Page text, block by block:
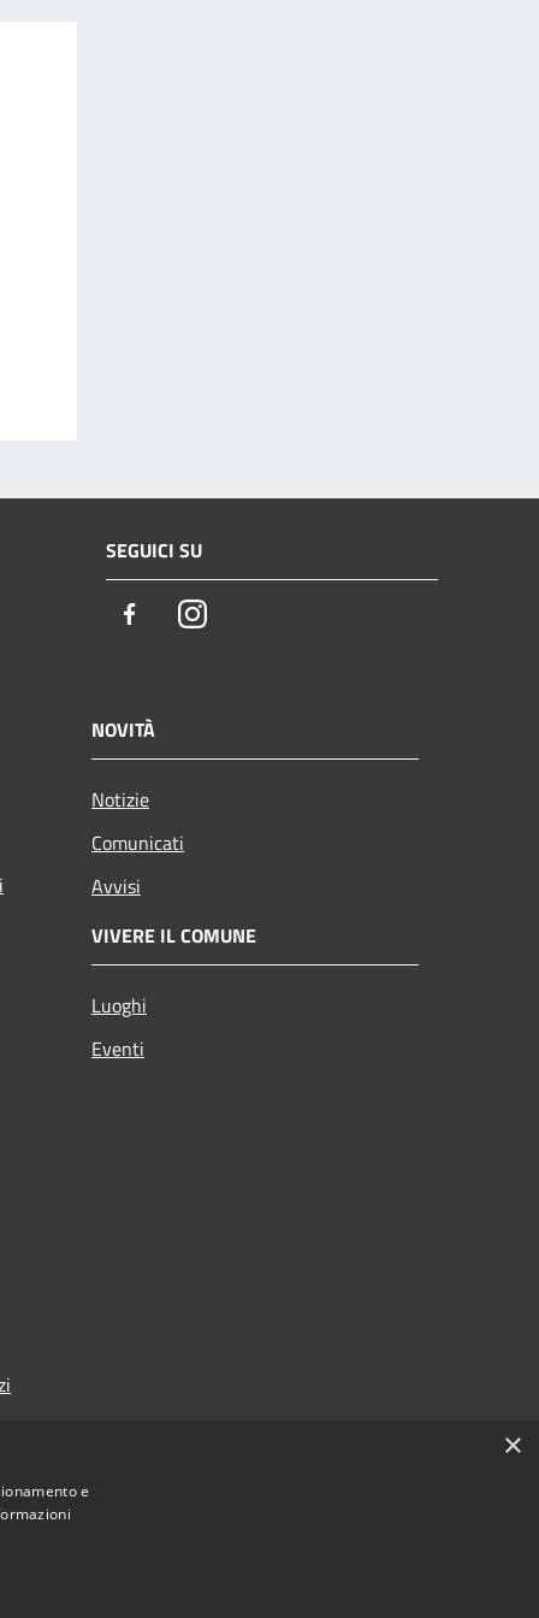
SEGUICI SU
FacebookInstagram
NOVITÀ
Notizie
Comunicati
Avvisi
VIVERE IL COMUNE
Luoghi
Eventi
×
e